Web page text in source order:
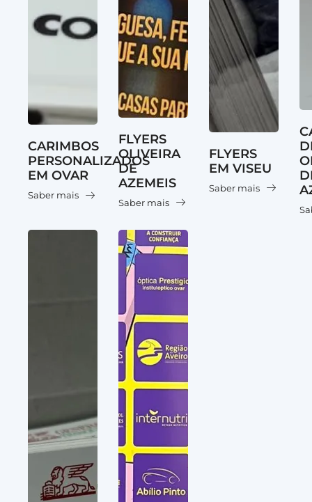
CARIMBOS
PERSONALIZADOS
EM OVAR
Saber mais
FLYERS
OLIVEIRA
DE
AZEMEIS
Saber mais
FLYERS
EM VISEU
Saber mais